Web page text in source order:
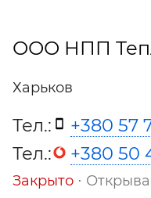
ООО НПП
Харьков
Тел.:
+380 57
Тел.:
+380 50
Закрыто ⋅